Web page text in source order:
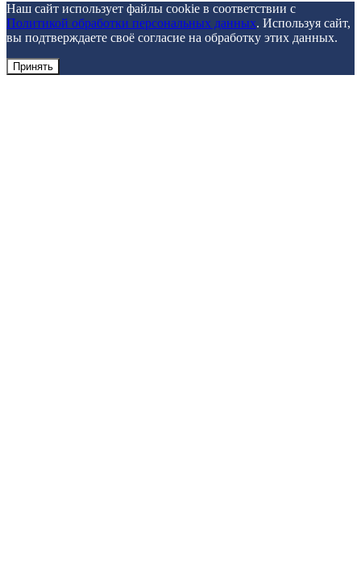
Наш сайт использует файлы cookie в соответствии с
Политикой обработки персональных данных. Используя сайт,
вы подтверждаете своё согласие на обработку этих данных.
Принять